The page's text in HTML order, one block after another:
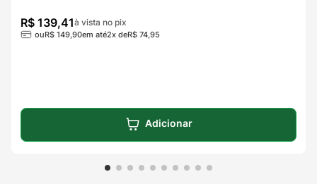
R$ 139,41à vista no pix
ouR$ 149 90em até2x deR$ 74 95
Adicionar